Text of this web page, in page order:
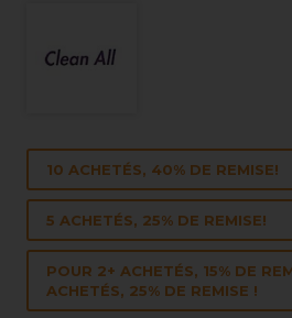
10 ACHETÉS, 40% DE REMISE!
5 ACHETÉS, 25% DE REMISE!
POUR 2+ ACHETÉS, 15% DE
ACHETÉS, 25% DE REMISE !